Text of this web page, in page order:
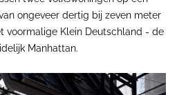
ongeveer dertig bij zeven meter
voormalige Klein Deutschland - de
Manhattan.